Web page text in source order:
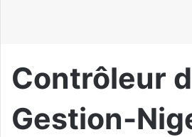
e
Contrôleur
Gestion-